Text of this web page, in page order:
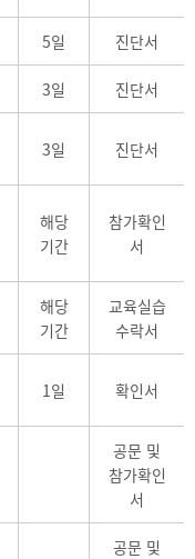
5일 진단서
3일 진단서
3일 진단서
해당
기간
참가확인
서
해당
기간
교육실습
수락서
1일 확인서
공문 및
참가확인
서
공문 및